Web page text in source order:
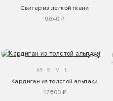
Свитер из легкой ткани
9640 ₽
XS S M L
Кардиган из толстой альпаки
17500 ₽